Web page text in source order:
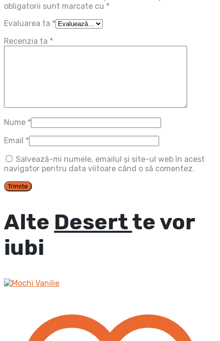
obligatorii sunt marcate cu *
Evaluarea ta *
Recenzia ta *
Nume *
Email *
Salvează-mi numele, emailul și site-ul web în acest
navigator pentru data viitoare când o să comentez.
Alte Desertte vor
iubi